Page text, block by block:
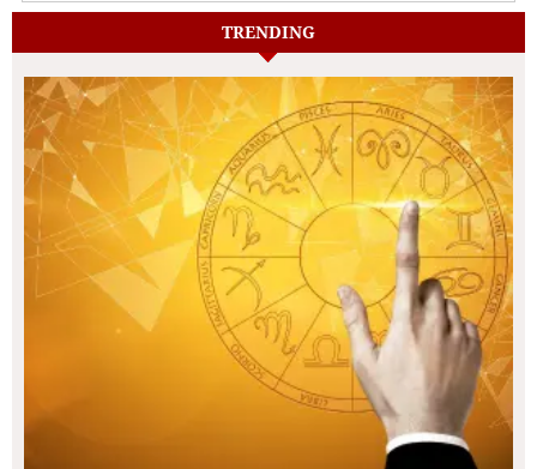
TRENDING